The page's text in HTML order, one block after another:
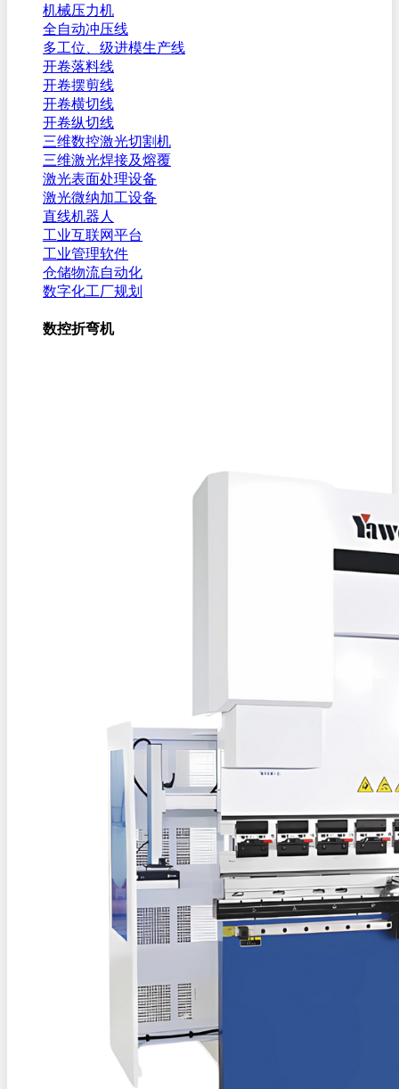
机械压力机
全自动冲压线
多工位、级进模生产线
开卷落料线
开卷摆剪线
开卷横切线
开卷纵切线
三维数控激光切割机
三维激光焊接及熔覆
激光表面处理设备
激光微纳加工设备
直线机器人
工业互联网平台
工业管理软件
仓储物流自动化
数字化工厂规划
数控折弯机